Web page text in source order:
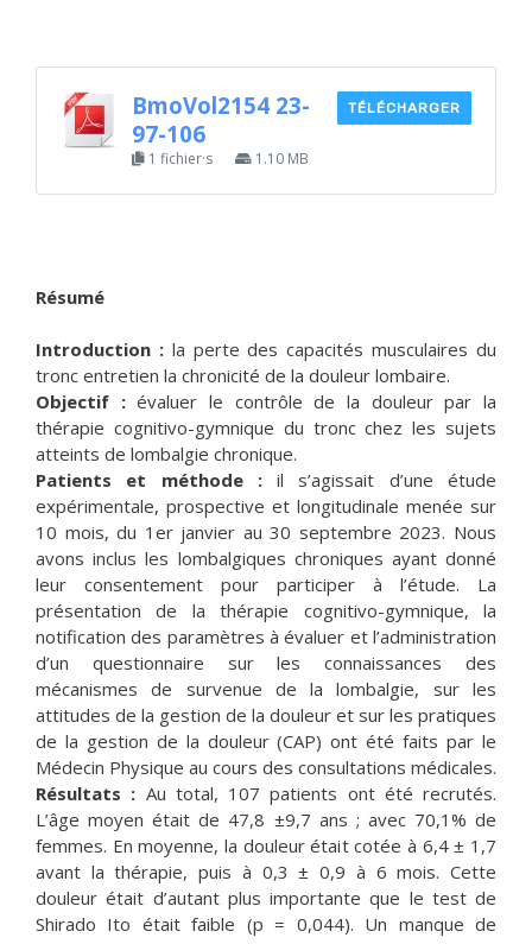
BmoVol2154 23-
97-106
1 fichier·s 1.10 MB
TÉLÉCHARGER
Résumé
Introduction :la perte des capacités musculaires du
tronc entretien la chronicité de la douleur lombaire.
Objectif :évaluer le contrôle de la douleur par la
thérapie cognitivo-gymnique du tronc chez les sujets
atteints de lombalgie chronique.
Patients et méthode :il s’agissait d’une étude
expérimentale, prospective et longitudinale menée sur
10 mois, du 1er janvier au 30 septembre 2023. Nous
avons inclus les lombalgiques chroniques ayant donné
leur consentement pour participer à l’étude. La
présentation de la thérapie cognitivo-gymnique, la
notification des paramètres à évaluer et l’administration
d’un questionnaire sur les connaissances des
mécanismes de survenue de la lombalgie, sur les
attitudes de la gestion de la douleur et sur les pratiques
de la gestion de la douleur (CAP) ont été faits par le
Médecin Physique au cours des consultations médicales.
Résultats : Au total, 107 patients ont été recrutés.
L’âge moyen était de 47,8 ±9,7 ans ; avec 70,1% de
femmes. En moyenne, la douleur était cotée à 6,4 ± 1,7
avant la thérapie, puis à 0,3 ± 0,9 à 6 mois. Cette
douleur était d’autant plus importante que le test de
Shirado Ito était faible (p = 0,044). Un manque de